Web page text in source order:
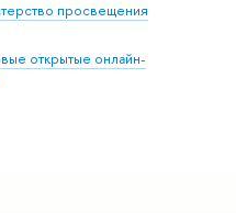
просвещения
открытые онлайн-